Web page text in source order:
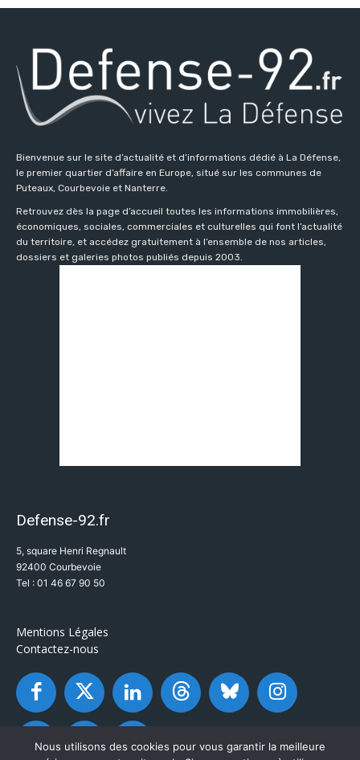
Bienvenue sur le site d’actualité et d’informations dédié à La Défense,
le premier quartier d’affaire en Europe, situé sur les communes de
Puteaux, Courbevoie et Nanterre.
Retrouvez dès la page d’accueil toutes les informations immobilières,
économiques, sociales, commerciales et culturelles qui font l’actualité
du territoire, et accédez gratuitement à l’ensemble de nos articles,
dossiers et galeries photos publiés depuis 2003.
Defense-92.fr
5, square Henri Regnault
92400 Courbevoie
Tel : 01 46 67 90 50
Mentions Légales
Contactez-nous
Nous utilisons des cookies pour vous garantir la meilleure